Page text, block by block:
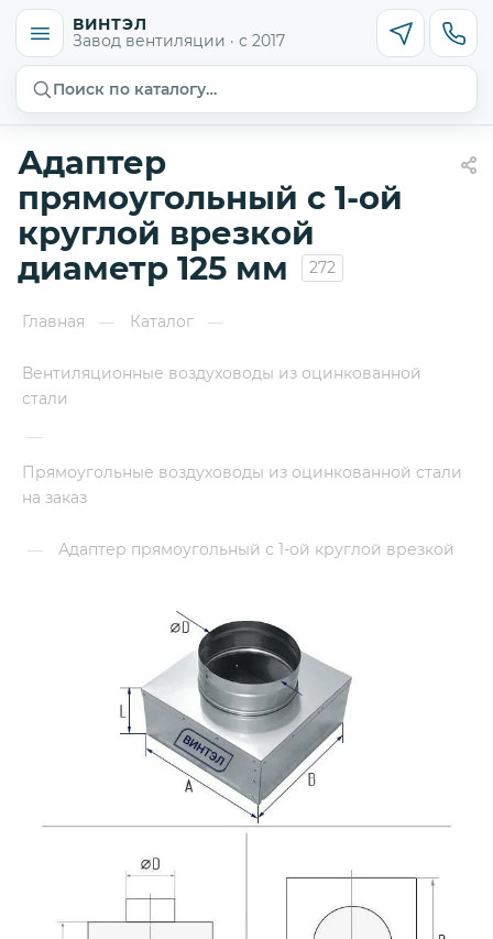
ВИНТЭЛ
Завод вентиляции · с 2017
Поиск по каталогу…
Адаптер
прямоугольный с 1-ой
круглой врезкой
диаметр 125 мм
272
Главная — Каталог —
Вентиляционные воздуховоды из оцинкованной
стали
—
Прямоугольные воздуховоды из оцинкованной стали
на заказ
— Адаптер прямоугольный с 1-ой круглой врезкой